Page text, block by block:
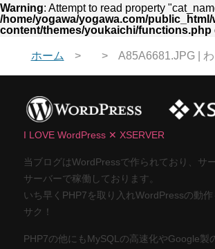
Warning: Attempt to read property
/home/yogawa/yogawa.com/public_html/
content/themes/youkaichi/functions.php
ホーム A85A6681.JPG |
I LOVE WordPress ✕ XSERVER
当ブログはWordPressで作られており、サ
サーバーで稼働しております。
いち早くPHP7を取り入れWordPressの動作
サク！
PHP7の他にもMySQLの高速化やGoogle製